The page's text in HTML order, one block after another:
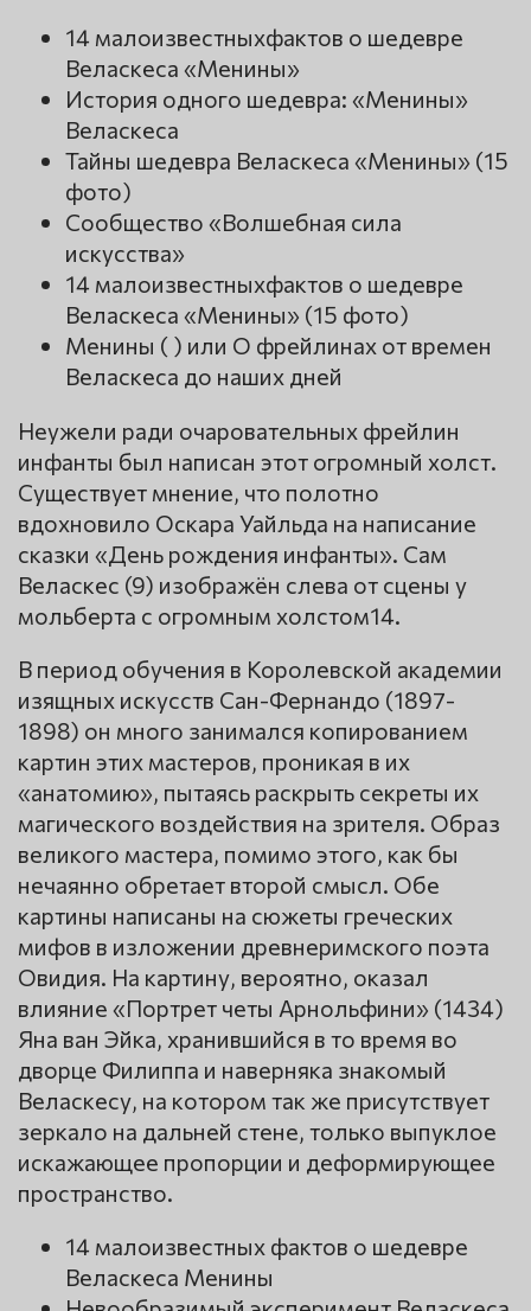
14 малоизвестныхфактов о шедевре
Веласкеса «Менины»
История одного шедевра: «Менины»
Веласкеса
Тайны шедевра Веласкеса «Менины» (15
фото)
Сообщество «Волшебная сила
искусства»
14 малоизвестныхфактов о шедевре
Веласкеса «Менины» (15 фото)
Менины ( ) или О фрейлинах от времен
Веласкеса до наших дней
Неужели ради очаровательных фрейлин
инфанты был написан этот огромный холст.
Существует мнение, что полотно
вдохновило Оскара Уайльда на написание
сказки «День рождения инфанты». Сам
Веласкес (9) изображён слева от сцены у
мольберта с огромным холстом14.
В период обучения в Королевской академии
изящных искусств Сан-Фернандо (1897-
1898) он много занимался копированием
картин этих мастеров, проникая в их
«анатомию», пытаясь раскрыть секреты их
магического воздействия на зрителя. Образ
великого мастера, помимо этого, как бы
нечаянно обретает второй смысл. Обе
картины написаны на сюжеты греческих
мифов в изложении древнеримского поэта
Овидия. На картину, вероятно, оказал
влияние «Портрет четы Арнольфини» (1434)
Яна ван Эйка, хранившийся в то время во
дворце Филиппа и наверняка знакомый
Веласкесу, на котором так же присутствует
зеркало на дальней стене, только выпуклое
искажающее пропорции и деформирующее
пространство.
14 малоизвестных фактов о шедевре
Веласкеса Менины